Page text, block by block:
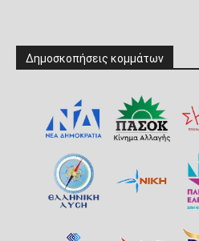
Δημοσκοπήσεις κομμάτων